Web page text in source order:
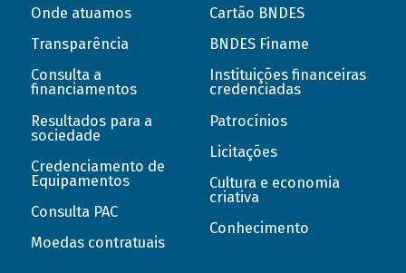
Onde atuamos
Transparência
Consulta a
financiamentos
Resultados para a
sociedade
Credenciamento de
Equipamentos
Consulta PAC
Moedas contratuais
Cartão BNDES
BNDES Finame
Instituições financeiras
credenciadas
Patrocínios
Licitações
Cultura e economia
criativa
Conhecimento